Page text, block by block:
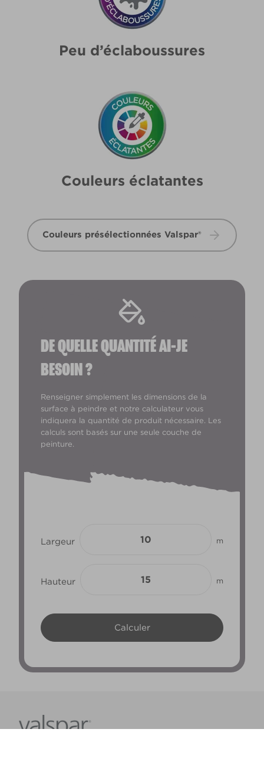
Peu d’éclaboussures
Couleurs éclatantes
Couleurs présélectionnées Valspar®
DE QUELLE QUANTITÉ AI-JE
BESOIN ?
Renseigner simplement les dimensions de la
surface à peindre et notre calculateur vous
indiquera la quantité de produit nécessaire. Les
calculs sont basés sur une seule couche de
peinture.
Largeur m
Hauteur m